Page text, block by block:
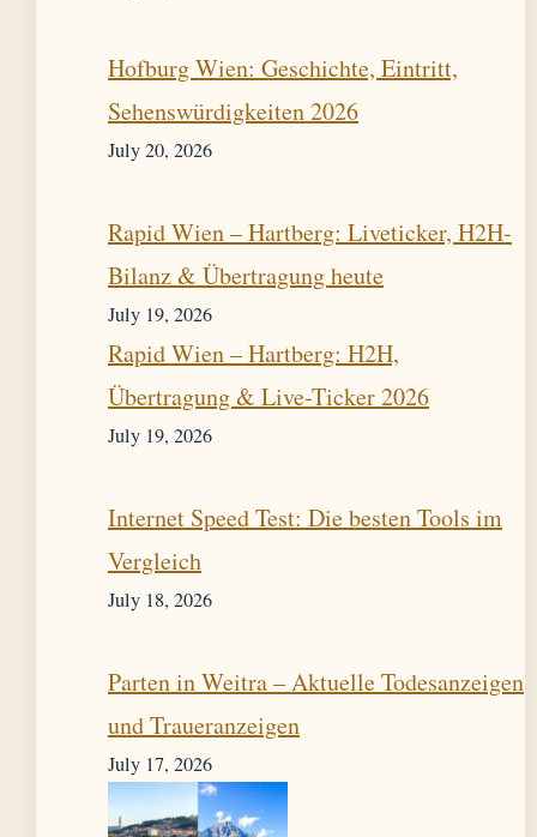
Hofburg Wien: Geschichte, Eintritt,
Sehenswürdigkeiten 2026
July 20, 2026
Rapid Wien – Hartberg: Liveticker, H2H-
Bilanz & Übertragung heute
July 19, 2026
Rapid Wien – Hartberg: H2H,
Übertragung & Live-Ticker 2026
July 19, 2026
Internet Speed Test: Die besten Tools im
Vergleich
July 18, 2026
Parten in Weitra – Aktuelle Todesanzeigen
und Traueranzeigen
July 17, 2026